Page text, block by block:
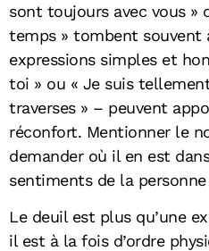
sont toujours avec vous »
temps » tombent souvent
expressions simples et
toi » ou « Je suis
traverses » – peuvent
réconfort. Mentionner le
demander où il en est
sentiments de la
Le deuil est plus qu’une
il est à la fois d’ordre